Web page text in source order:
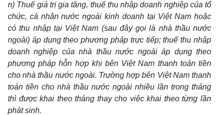
n) Thuế giá trị gia tăng, thuế thu nhập doanh nghiệp của tổ
chức, cá nhân nước ngoài kinh doanh tại Việt Nam hoặc
có thu nhập tại Việt Nam (sau đây gọi là nhà thầu nước
ngoài) áp dụng theo phương pháp trực tiếp; thuế thu nhập
doanh nghiệp của nhà thầu nước ngoài áp dụng theo
phương pháp hỗn hợp khi bên Việt Nam thanh toán tiền
cho nhà thầu nước ngoài. Trường hợp bên Việt Nam thanh
toán tiền cho nhà thầu nước ngoài nhiều lần trong tháng
thì được khai theo tháng thay cho việc khai theo từng lần
phát sinh.